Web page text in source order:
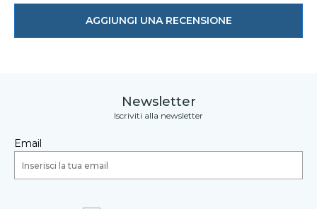
AGGIUNGI UNA RECENSIONE
Newsletter
Iscriviti alla newsletter
Email